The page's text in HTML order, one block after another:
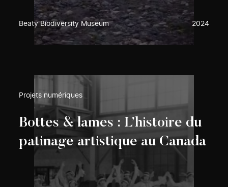
Beaty Biodiversity Museum 2024
Projets numériques
Bottes & lames : L’histoire du
patinage artistique au Canada